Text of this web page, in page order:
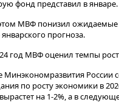
фонд представил в январе​​​.
МВФ понизил ожидаемые
прогноза.
год МВФ оценил темпы
Минэкономразвития России
по росту экономики в
на 1-2%, а в